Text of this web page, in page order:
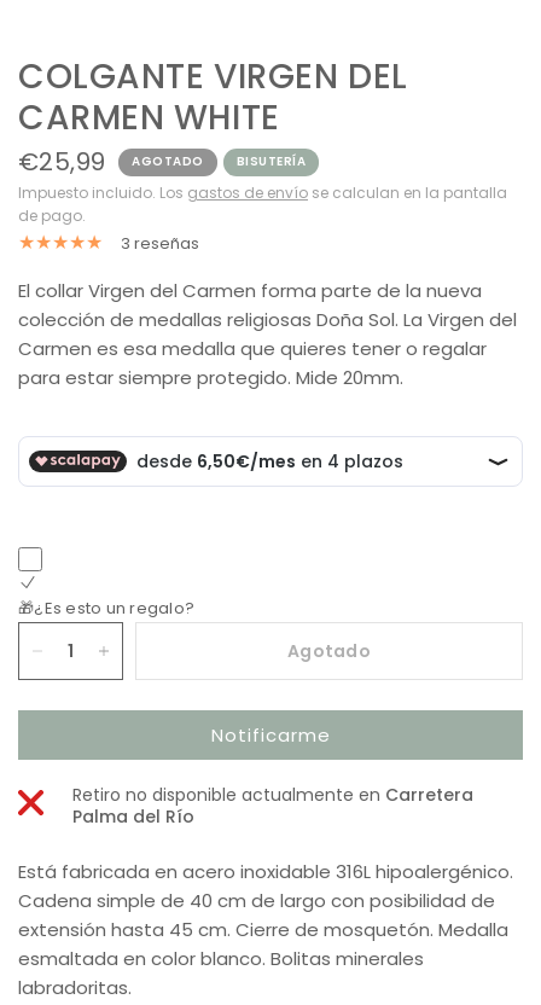
COLGANTE VIRGEN DEL
CARMEN WHITE
€25,99 AGOTADO BISUTERÍA
Impuesto incluido. Los gastos de envío se calculan en la pantalla
de pago.
3 reseñas
El collar Virgen del Carmen forma parte de la nueva
colección de medallas religiosas Doña Sol. La Virgen del
Carmen es esa medalla que quieres tener o regalar
para estar siempre protegido. Mide 20mm.
🎁¿Es esto un regalo?
Agotado
Notificarme
Retiro no disponible actualmente en Carretera
Palma del Río
Está fabricada en acero inoxidable 316L hipoalergénico.
Cadena simple de 40 cm de largo con posibilidad de
extensión hasta 45 cm. Cierre de mosquetón. Medalla
esmaltada en color blanco. Bolitas minerales
labradoritas.